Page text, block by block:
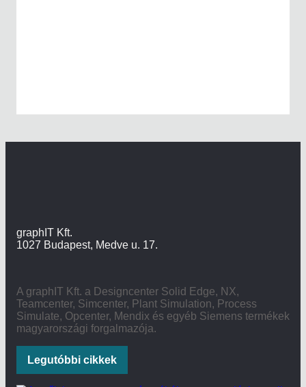
graphIT Kft.
1027 Budapest, Medve u. 17.
A graphIT Kft. a Designcenter Solid Edge, NX,
Teamcenter, Simcenter, Plant Simulation, Process
Simulate, Opcenter, Mendix és egyéb Siemens termékek
magyarországi forgalmazója.
Legutóbbi cikkek